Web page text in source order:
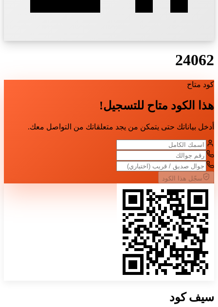
24062
كود متاح
هذا الكود متاح للتسجيل!
أدخل بياناتك حتى يتمكن من يجد متعلقاتك من التواصل معك.
سجّل هذا الكود
سيفكود